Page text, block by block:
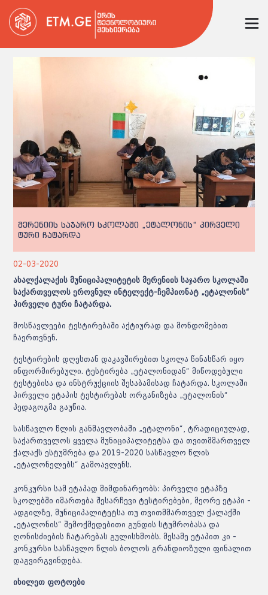
მერენიის საჯარო სკოლაში „ეტალონის“ პირველი
ტური ჩატარდა
02-03-2020
ახალქალაქის მუნიციპალიტეტის მერენიის საჯარო სკოლაში
საქართველოს ეროვნულ ინტელექტ-ჩემპიონატ „ეტალონის“
პირველი ტური ჩატარდა.
მოსწავლეები ტესტირებაში აქტიურად და მონდომებით
ჩაერთვნენ.
ტესტირების დღესთან დაკავშირებით სკოლა წინასწარ იყო
ინფორმირებული. ტესტირება „ეტალონიდან“ მიწოდებული
ტესტებისა და ინსტრუქციის შესაბამისად ჩატარდა. სკოლაში
პირველი ეტაპის ტესტირებას ორგანიზება „ეტალონის“
პედაგოგმა გაუწია.
სასწავლო წლის განმავლობაში „ეტალონი“, ტრადიციულად,
საქართველოს ყველა მუნიციპალიტეტსა და თვითმმართველ
ქალაქს ესტუმრება და 2019-2020 სასწავლო წლის
„ეტალონელებს“ გამოავლენს.
კონკურსი სამ ეტაპად მიმდინარეობს: პირველი ეტაპზე
სკოლებში იმართება შესარჩევი ტესტირებები, მეორე ეტაპი -
ადგილზე, მუნიციპალიტეტსა თუ თვითმმართველ ქალაქში
„ეტალონის“ შემოქმედებითი გუნდის სტუმრობასა და
ღონისძიების ჩატარებას გულისხმობს. მესამე ეტაპით კი -
კონკურსი სასწავლო წლის ბოლოს გრანდიოზული ფინალით
დაგვირგვინდება.
იხილეთ ფოტოები